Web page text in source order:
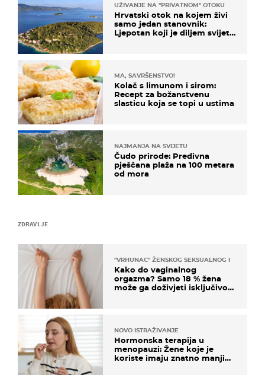
ZDRAVLJE
"VRHUNAC" ŽENSKOG SEKSUALNOG ISKUSTVA
Kako do vaginalnog
orgazma? Samo 18 % žena
može ga doživjeti isključivo
NOVO ISTRAŽIVANJE
Hormonska terapija u
menopauzi: Žene koje je
koriste imaju znatno manji
UŽIVANJE NA "PRIVATNOM" OTOKU
Hrvatski otok na kojem živi
samo jedan stanovnik:
Ljepotan koji je diljem svijeta
MA, SAVRŠENSTVO!
Kolač s limunom i sirom:
Recept za božanstvenu
slasticu koja se topi u ustima
NAJMANJA NA SVIJETU
Čudo prirode: Predivna
pješčana plaža na 100 metara
od mora